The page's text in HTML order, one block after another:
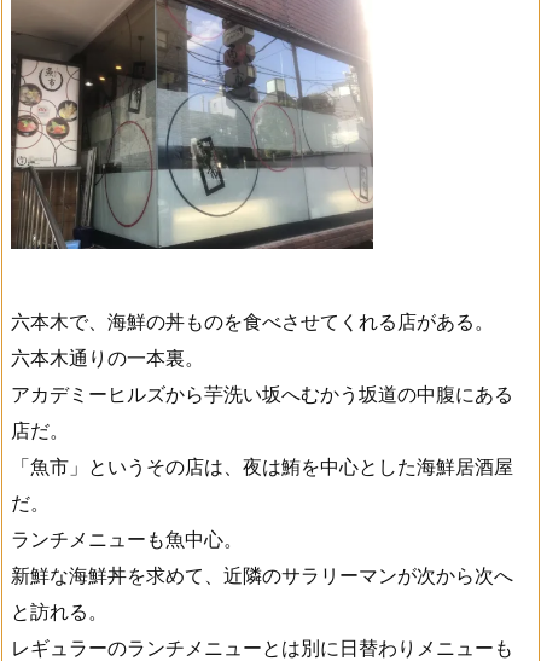
六本木で、海鮮の丼ものを食べさせてくれる店がある。
六本木通りの一本裏。
アカデミーヒルズから芋洗い坂へむかう坂道の中腹にある
店だ。
「魚市」というその店は、夜は鮪を中心とした海鮮居酒屋
だ。
ランチメニューも魚中心。
新鮮な海鮮丼を求めて、近隣のサラリーマンが次から次へ
と訪れる。
レギュラーのランチメニューとは別に日替わりメニューも